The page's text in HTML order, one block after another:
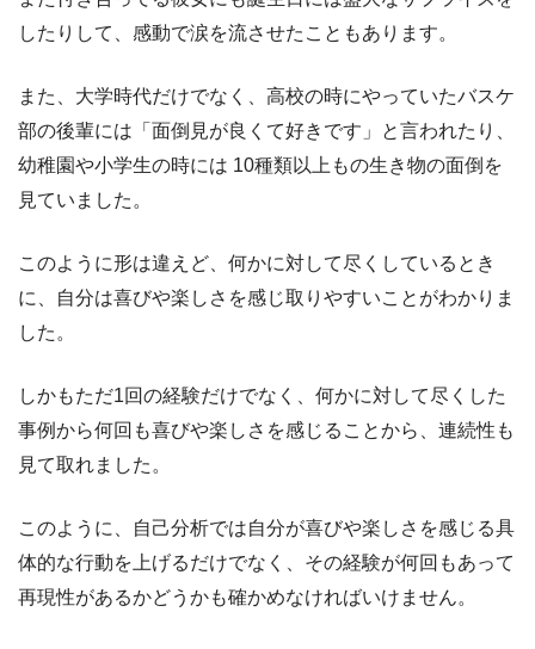
したりして、感動で涙を流させたこともあります。
また、大学時代だけでなく、高校の時にやっていたバスケ
部の後輩には「面倒見が良くて好きです」と言われたり、
幼稚園や小学生の時には 10種類以上もの生き物の面倒を
見ていました。
このように形は違えど、何かに対して尽くしているとき
に、自分は喜びや楽しさを感じ取りやすいことがわかりま
した。
しかもただ1回の経験だけでなく、何かに対して尽くした
事例から何回も喜びや楽しさを感じることから、連続性も
見て取れました。
このように、自己分析では自分が喜びや楽しさを感じる具
体的な行動を上げるだけでなく、その経験が何回もあって
再現性があるかどうかも確かめなければいけません。